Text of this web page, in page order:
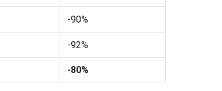
-90%
-92%
-80%